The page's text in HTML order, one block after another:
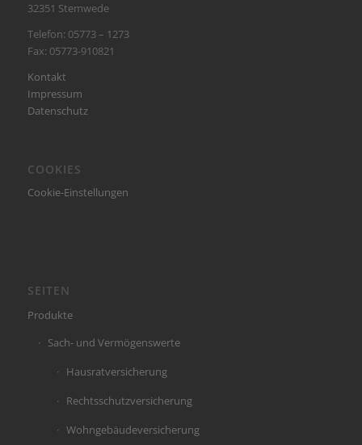
32351 Stemwede
Telefon: 05773 – 1273
Fax: 05773-910821
Kontakt
Impressum
Datenschutz
COOKIES
Cookie-Einstellungen
SEITEN
Produkte
Sach- und Vermögenswerte
Hausratversicherung
Rechtsschutzversicherung
Wohngebäudeversicherung